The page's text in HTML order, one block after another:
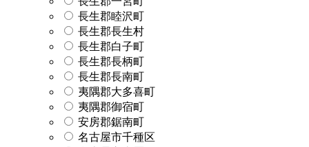
長生郡睦沢町
長生郡長生村
長生郡白子町
長生郡長柄町
長生郡長南町
夷隅郡大多喜町
夷隅郡御宿町
安房郡鋸南町
名古屋市千種区